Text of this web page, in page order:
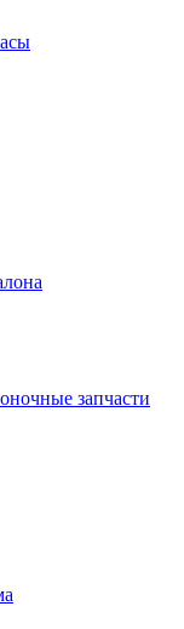
запчасти